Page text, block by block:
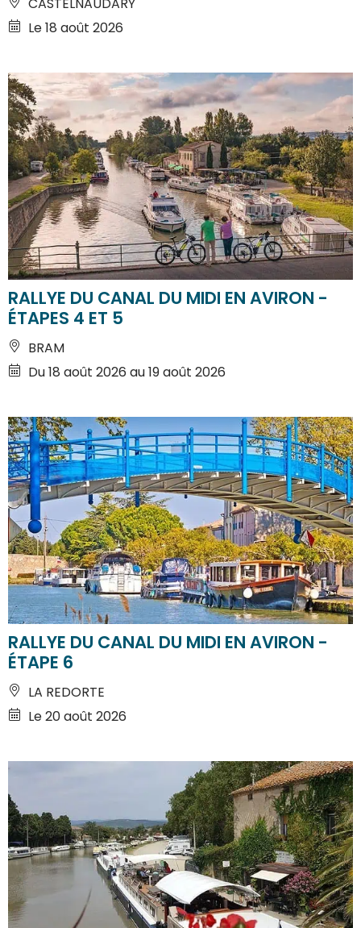
Le 18 août 2026
RALLYE DU CANAL DU MIDI EN AVIRON -
ÉTAPES 4 ET 5
BRAM
Du 18 août 2026 au 19 août 2026
RALLYE DU CANAL DU MIDI EN AVIRON -
ÉTAPE 6
LA REDORTE
Le 20 août 2026